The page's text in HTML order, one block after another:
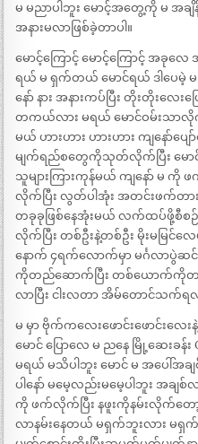
မ မညာပါဘူး မောင့်အတွေ့ကို မ အခ
အနားမလာဖြစ်ခဲ့တာပါ။
မောင့်ကြောင့် မောင့်ကြောင့် အခုလေ
ရယ် မ ရှက်တယ် မောင်ရယ် ဒါပေမဲ့ မ ပ
နော် နား အနားကပ်ပြီး တိုးတိုးလ
တကယ်လား မရယ် မောင်ဝမ်းသာလို
မယ် ဟားဟား ဟားဟား ကျနော်ပ
မျက်ရည်စတွေကိုသုတ်လိုက်ပြီး မော
သူများကြားကုန်မယ် ကျနော် မ ကို
လိုက်ပြီး လွတ်ပါအုံး အတင်းဖက်တာ
တခုခုဖြစ်နေအုံးမယ် လက်ထပ်ဖို့စီစဉ်က
လိုက်ပြီး တစ်ဦးနဲ့တစ်ဦး မိုးမမြင်လေ
နောက် ၄ရက်လောက်မှာ မင်္ဂလာပွဲဆ
ကိုတည်ဆောက်ပြီး တစ်ယောက်ကိုတ
လာပြီး ငါးလတာ အိမ်တောင်သက်ရလ
မ မှာ ဗိုက်ကလေးဖောင်းဖောင်းလေ
မောင် ပြောလေ မ ညနေ မြို့ဆေးခန်
မရယ် မသိပါဘူး မောင် မ အပေါ်အခ
ပါနော် မမေ့လည်းမမေ့ပါဘူး အချစ်
ကို ဖက်လိုက်ပြီး နဖူးကိုနမ်းလိုက်တော့
လာနမ်းနေတယ် မရှက်ဘူးလား မရှက်ပ